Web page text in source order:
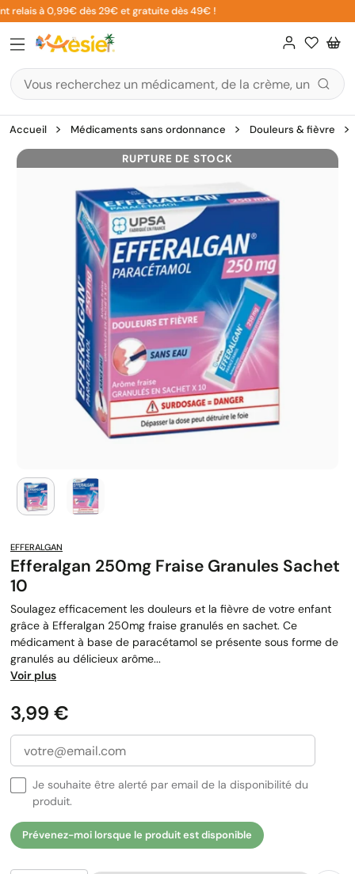
Aller
au
contenu
relais à 0,99€ dès 29€ et gratuite dès 49€ !
Accueil Médicaments sans ordonnance Douleurs & fièvre
RUPTURE DE STOCK
EFFERALGAN
Efferalgan 250mg Fraise Granules Sachet
10
Soulagez efficacement les douleurs et la fièvre de votre enfant
grâce à Efferalgan 250mg fraise granulés en sachet. Ce
médicament à base de paracétamol se présente sous forme de
granulés au délicieux arôme...
Voir plus
Prix
3,99 €
Je souhaite être alerté par email de la disponibilité du
produit.
Prévenez-moi lorsque le produit est disponible